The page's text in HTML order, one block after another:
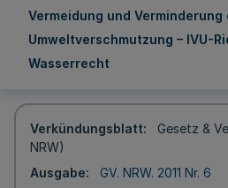
Vermeidung und Verminderung
Umweltverschmutzung – IVU-
Wasserrecht
Verkündungsblatt
Gesetz &
NRW)
Ausgabe
GV. NRW. 2011 Nr. 6